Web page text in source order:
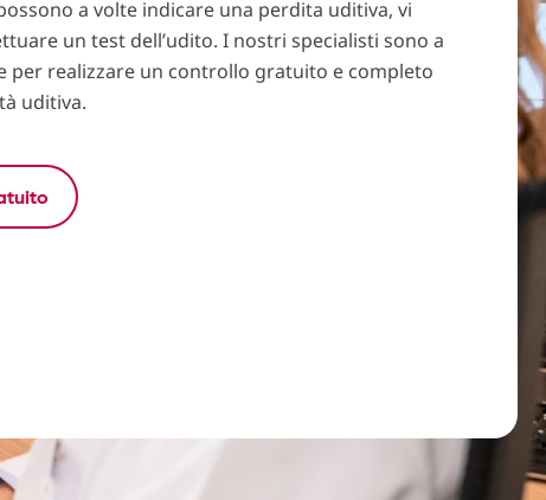
a volte indicare una perdita uditiva, vi
un test dell’udito. I nostri specialisti sono a
per realizzare un controllo gratuito e completo
uditiva.